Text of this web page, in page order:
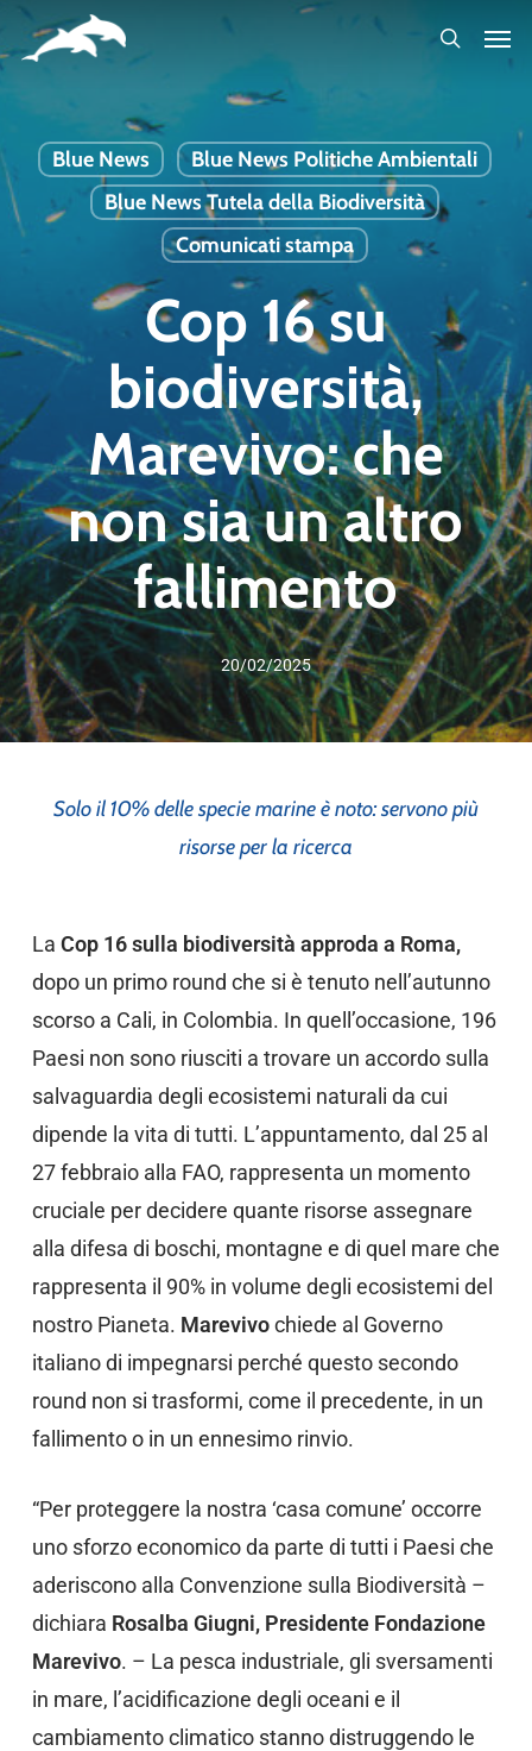
Skip
to
Blue News
Blue News Politiche Ambientali
Blue News Tutela della Biodiversità
Comunicati stampa
Cop 16 su
biodiversità,
Marevivo: che
non sia un altro
fallimento
20/02/2025
Solo il 10% delle specie marine è noto: servono più
risorse per la ricerca
La Cop 16 sulla biodiversità approda a Roma,
dopo un primo round che si è tenuto nell’autunno
scorso a Cali, in Colombia. In quell’occasione, 196
Paesi non sono riusciti a trovare un accordo sulla
salvaguardia degli ecosistemi naturali da cui
dipende la vita di tutti. L’appuntamento, dal 25 al
27 febbraio alla FAO, rappresenta un momento
cruciale per decidere quante risorse assegnare
alla difesa di boschi, montagne e di quel mare che
rappresenta il 90% in volume degli ecosistemi del
nostro Pianeta. Marevivochiede al Governo
italiano di impegnarsi perché questo secondo
round non si trasformi, come il precedente, in un
fallimento o in un ennesimo rinvio.
“Per proteggere la nostra ‘casa comune’ occorre
uno sforzo economico da parte di tutti i Paesi che
aderiscono alla Convenzione sulla Biodiversità –
dichiara Rosalba Giugni, Presidente Fondazione
Marevivo. – La pesca industriale, gli sversamenti
in mare, l’acidificazione degli oceani e il
cambiamento climatico stanno distruggendo le